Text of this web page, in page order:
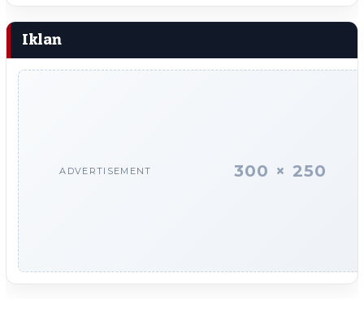
Iklan
ADVERTISEMENT 300 × 250